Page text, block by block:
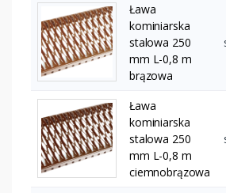
Ława
kominiarska
stalowa 250
mm L-0,8 m
brązowa
Ława
kominiarska
stalowa 250
mm L-0,8 m
ciemnobrązowa